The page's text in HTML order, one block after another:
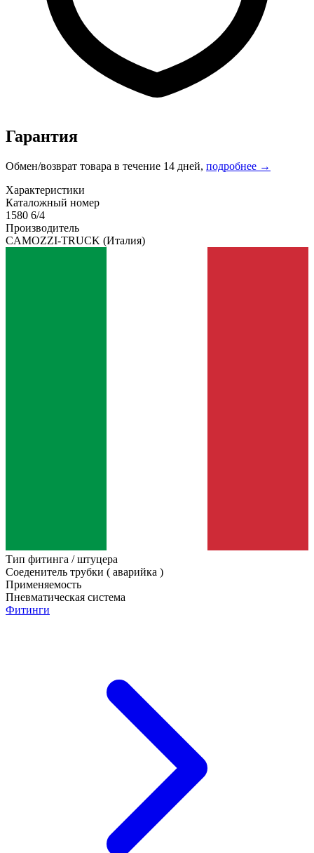
Гарантия
Обмен/возврат товара в течение 14 дней, подробнее →
Характеристики
Каталожный номер
1580 6/4
Производитель
CAMOZZI-TRUCK (Италия)
Тип фитинга / штуцера
Соеденитель трубки ( аварийка )
Применяемость
Пневматическая система
Фитинги